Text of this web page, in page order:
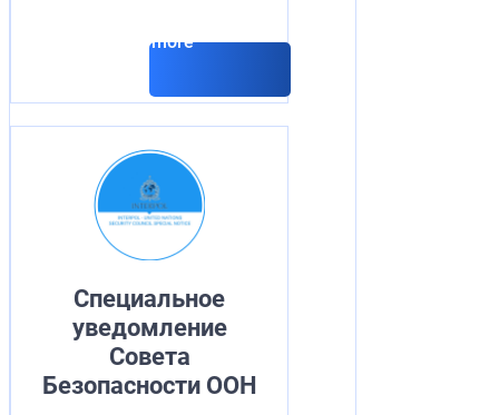
Read more
Специальное
уведомление
Совета
Безопасности ООН